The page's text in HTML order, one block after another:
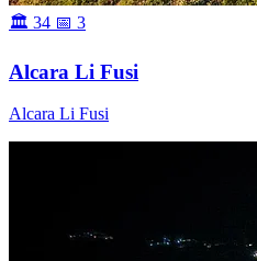
🏛 34 📅 3
Alcara Li Fusi
Alcara Li Fusi